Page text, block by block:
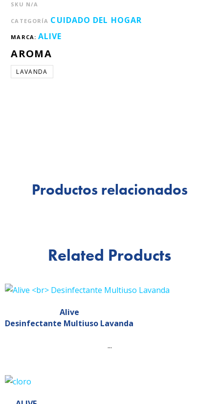
SKU N/A
CATEGORÍA CUIDADO DEL HOGAR
MARCA:ALIVE
AROMA
LAVANDA
Productos relacionados
Related Products
Alive
Desinfectante Multiuso Lavanda
...